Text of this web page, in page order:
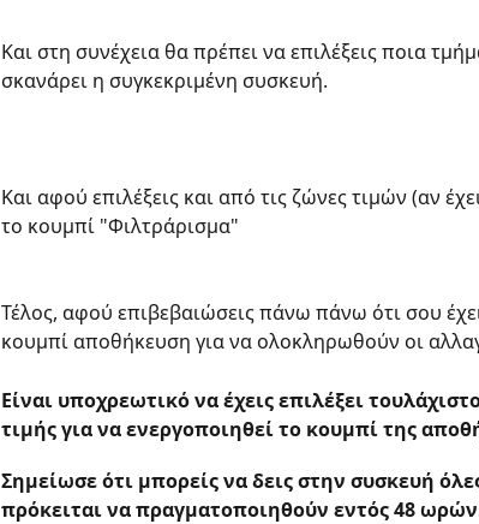
Και στη συνέχεια θα πρέπει να επιλέξεις ποια
σκανάρει η συγκεκριμένη συσκευή.
Και αφού επιλέξεις και από τις ζώνες τιμών (αν
το κουμπί "Φιλτράρισμα"
Τέλος, αφού επιβεβαιώσεις πάνω πάνω ότι σου
κουμπί αποθήκευση για να ολοκληρωθούν οι
Είναι υποχρεωτικό να έχεις επιλέξει
τιμής για να ενεργοποιηθεί το κουμπί της
Σημείωσε ότι μπορείς να δεις στην συσκευή
πρόκειται να πραγματοποιηθούν εντός 48 ωρών